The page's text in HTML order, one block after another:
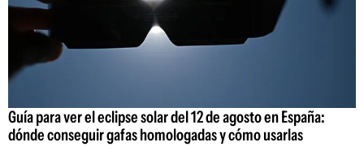
Guía para ver el eclipse solar del 12 de agosto en España:
dónde conseguir gafas homologadas y cómo usarlas